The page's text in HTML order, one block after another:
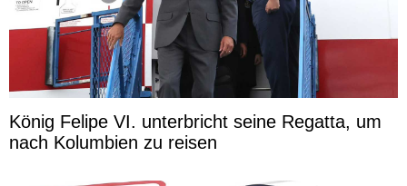
König Felipe VI. unterbricht seine Regatta, um
nach Kolumbien zu reisen